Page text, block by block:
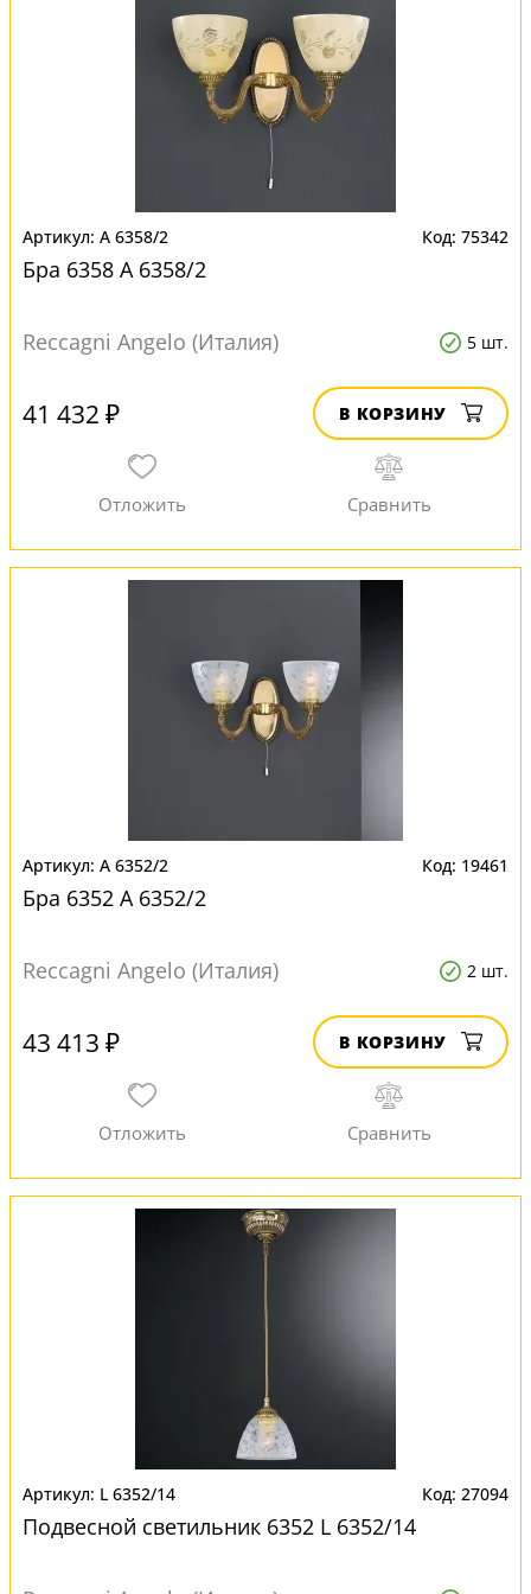
A 6358/2 75342
Бра 6358 A 6358/2
Reccagni Angelo (Италия) 5 шт.
41 432 ₽ В КОРЗИНУ
A 6352/2 19461
Бра 6352 A 6352/2
Reccagni Angelo (Италия) 2 шт.
43 413 ₽ В КОРЗИНУ
L 6352/14 27094
Подвесной светильник 6352 L 6352/14